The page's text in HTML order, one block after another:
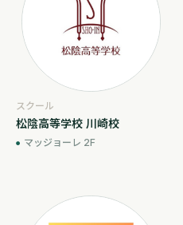
スクール
松陰高等学校 川崎校
マッジョーレ 2F